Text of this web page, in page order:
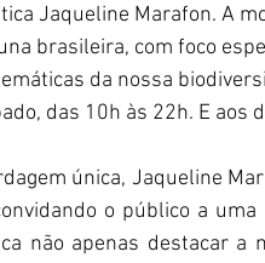
Jaqueline Marafon. A
brasileira, com foco
da nossa
das 10h às 22h. E aos
única, Jaqueline
o público a
não apenas destacar